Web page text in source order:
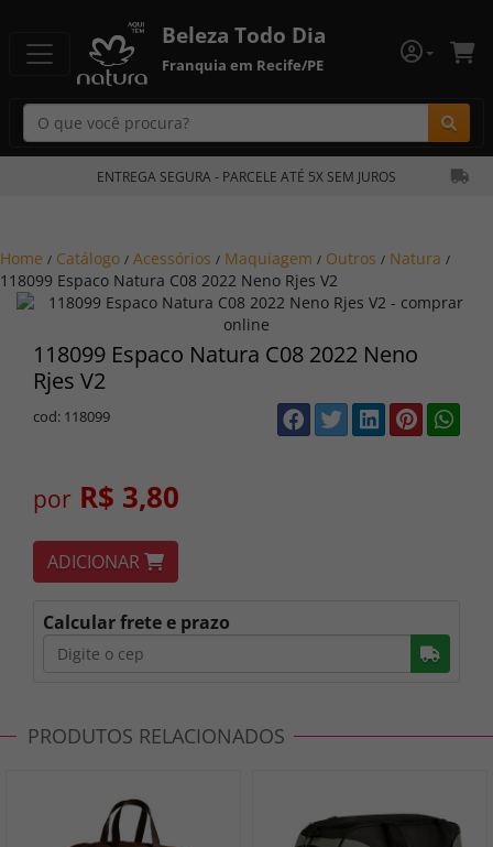
Beleza Todo Dia
Franquia em Recife/PE
ENTREGA SEGURA - PARCELE ATÉ 5X SEM JUROS
Home / Catálogo / Acessórios / Maquiagem / Outros / Natura /
118099 Espaco Natura C08 2022 Neno Rjes V2
118099 Espaco Natura C08 2022 Neno
Rjes V2
cod: 118099
por R$ 3,80
ADICIONAR
Calcular frete e prazo
PRODUTOS RELACIONADOS